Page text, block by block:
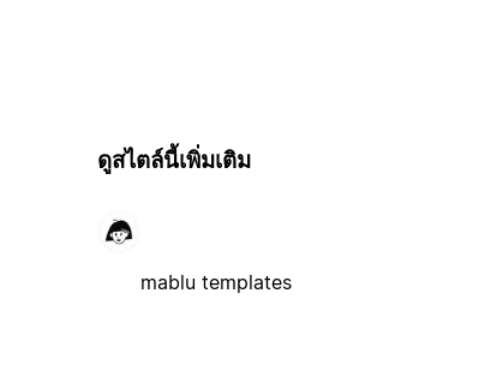
ดูสไตล์นี้เพิ่มเติม
mablu templates